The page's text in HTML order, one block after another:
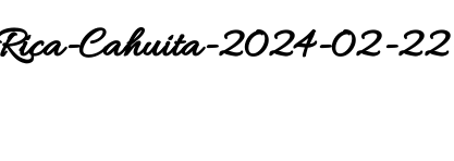
Cahuita-2024-02-